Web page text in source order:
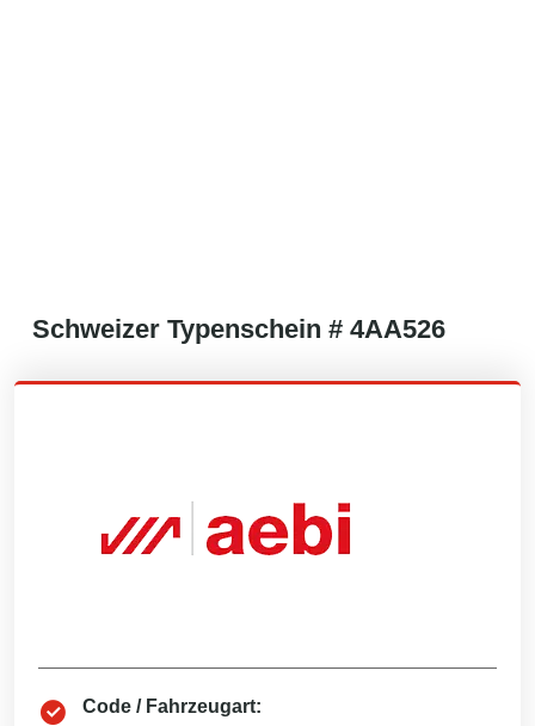
Schweizer Typenschein # 4AA526
Code / Fahrzeugart: